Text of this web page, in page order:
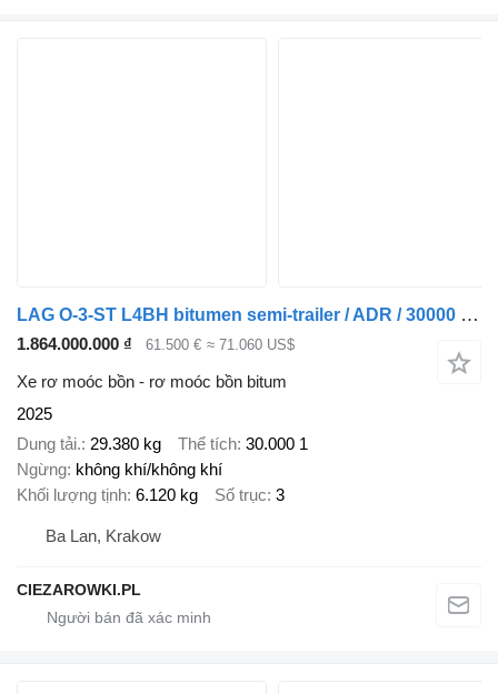
LAG O-3-ST L4BH bitumen semi-trailer / ADR / 30000 l / Several units
1.864.000.000 ₫ 61.500 € ≈ 71.060 US$
Xe rơ moóc bồn - rơ moóc bồn bitum
2025
Dung tải. 29.380 kg Thể tích 30.000 1
Ngừng không khí/không khí
Khối lượng tịnh 6.120 kg Số trục 3
Ba Lan, Krakow
CIEZAROWKI.PL